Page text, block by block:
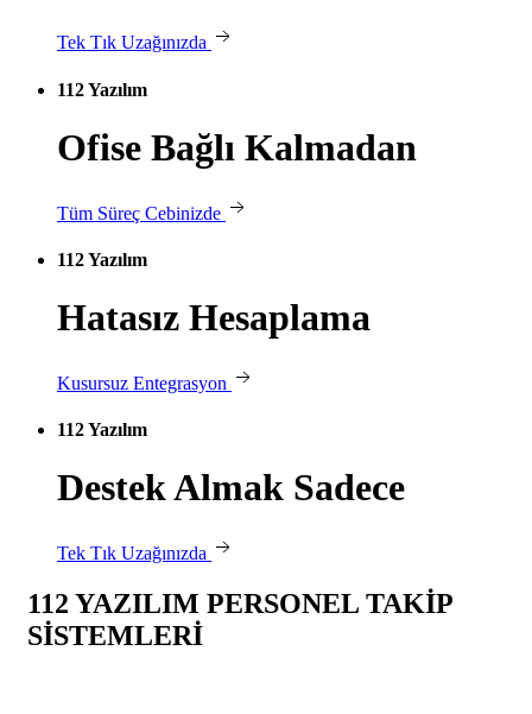
Tek Tık Uzağınızda
112 Yazılım
Ofise Bağlı Kalmadan
Tüm Süreç Cebinizde
112 Yazılım
Hatasız Hesaplama
Kusursuz Entegrasyon
112 Yazılım
Destek Almak Sadece
Tek Tık Uzağınızda
112 YAZILIM PERSONEL TAKİP
SİSTEMLERİ